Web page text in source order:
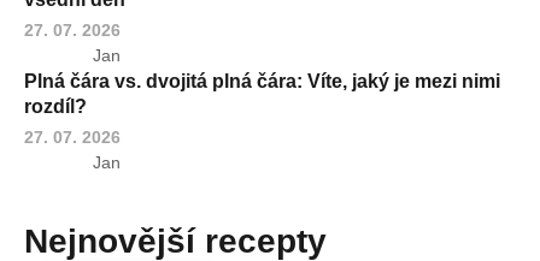
27. 07. 2026
Jan
Plná čára vs. dvojitá plná čára: Víte, jaký je mezi nimi
rozdíl?
27. 07. 2026
Jan
Nejnovější recepty